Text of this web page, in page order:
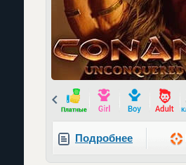
Prev
Подробнее